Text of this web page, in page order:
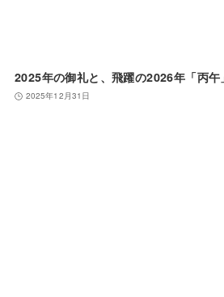
2025年の御礼と、飛躍の2026年「丙午
2025年12月31日